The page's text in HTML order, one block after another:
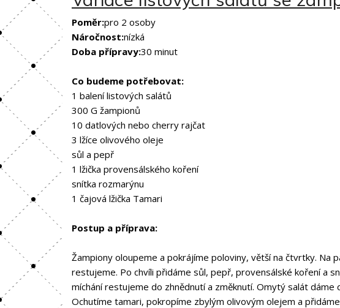
Poměr:pro 2 osoby
Náročnost:nízká
Doba přípravy:30 minut
Co budeme potřebovat:
1 balení listových salátů
300 G žampionů
10 datlových nebo cherry rajčat
3 lžíce olivového oleje
sůl a pepř
1 lžička provensálského koření
snítka rozmarýnu
1 čajová lžička Tamari
Postup a příprava:
Žampiony oloupeme a pokrájíme poloviny, větší na čtvrtky. Na
restujeme. Po chvíli přidáme sůl, pepř, provensálské koření a
míchání restujeme do zhnědnutí a změknutí. Omytý salát
Ochutíme tamari, pokropíme zbylým olivovým olejem a